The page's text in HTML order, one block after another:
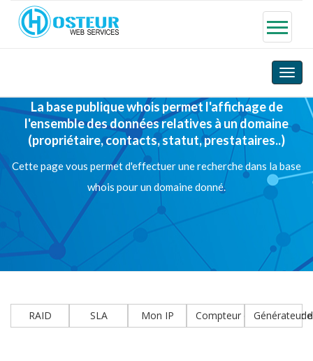
Toggle
La base publique whois permet l'affichage de
l'ensemble des données relatives à un domaine
(propriétaire, contacts, statut, prestataires..)
Cette page vous permet d'effectuer une recherche dans la base
whois pour un domaine donné.
RAID SLA Mon IP Compteur de nombres
Générateur